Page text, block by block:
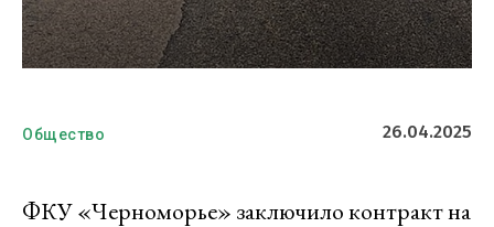
Общество 26.04.2025
ФКУ «Черноморье» заключило контракт на